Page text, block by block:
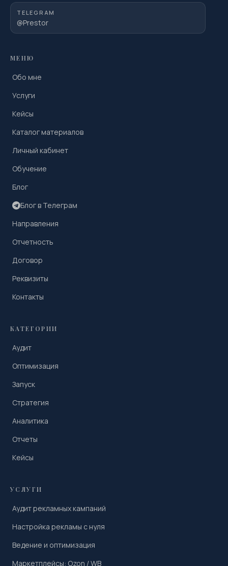
TELEGRAM
@Prestor
МЕНЮ
Обо мне
Услуги
Кейсы
Каталог материалов
Личный кабинет
Обучение
Блог
Блог в Телеграм
Направления
Отчетность
Договор
Реквизиты
Контакты
КАТЕГОРИИ
Аудит
Оптимизация
Запуск
Стратегия
Аналитика
Отчеты
Кейсы
УСЛУГИ
Аудит рекламных кампаний
Настройка рекламы с нуля
Ведение и оптимизация
Маркетплейсы: Ozon / WB